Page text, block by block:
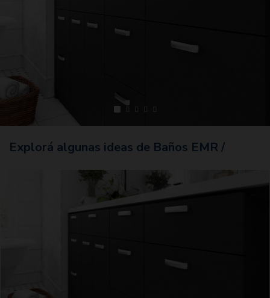
Explorá algunas ideas de Baños EMR /